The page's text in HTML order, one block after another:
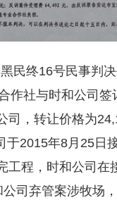
民终16号民事判
作社与时和公司
，转让价格为
2015年8月25日
工程，时和公司在
司弃管案涉牧场